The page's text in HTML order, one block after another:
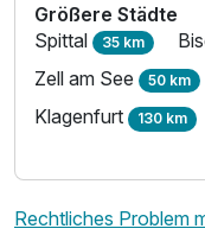
Größere Städte
Spittal 35 km
Zell am See 50 km
Klagenfurt 130 km
Rechtliches Problem